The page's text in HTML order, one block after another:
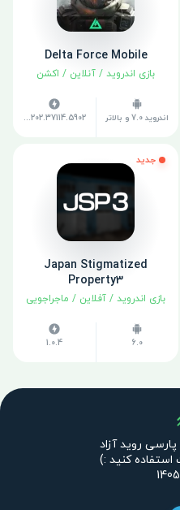
Delta Force Mobile
بازی اندروید / آنلاین / اکشن
اندروید 7.0 و بالاتر v1.202.37114.5902
سازی
جدید
Japan Stigmatized
Property3
بازی اندروید / آفلاین / ماجراجویی
6.0
1.0.4
روید آزاد
کنید :)